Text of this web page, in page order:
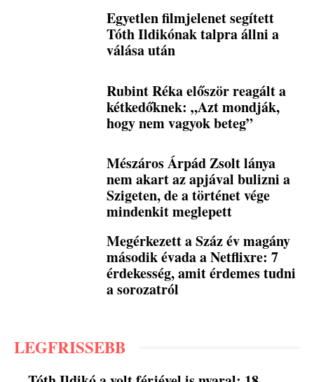
Egyetlen filmjelenet segített
Tóth Ildikónak talpra állni a
válása után
Rubint Réka először reagált a
kétkedőknek: „Azt mondják,
hogy nem vagyok beteg”
Mészáros Árpád Zsolt lánya
nem akart az apjával bulizni a
Szigeten, de a történet vége
mindenkit meglepett
Megérkezett a Száz év magány
második évada a Netflixre: 7
érdekesség, amit érdemes tudni
a sorozatról
LEGFRISSEBB